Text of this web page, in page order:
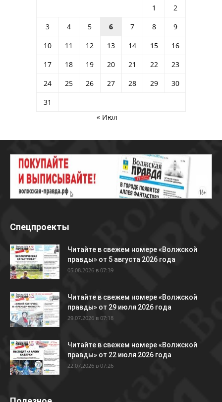
1
2
3
4 5 6 7 8
9
10
11 12 13 14 15
16
17
18 19 20 21 22
23
24
25 26 27 28 29
30
31
« Июл
Спецпроекты
Читайте в свежем номере «Волжской
правды» от 5 августа 2026 года
05.08.2026 в 07:39
Читайте в свежем номере «Волжской
правды» от 29 июля 2026 года
29.07.2026 в 07:18
Читайте в свежем номере «Волжской
правды» от 22 июля 2026 года
22.07.2026 в 07:26